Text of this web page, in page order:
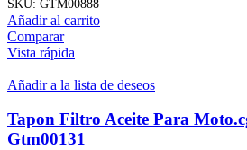
SKU: GTM00888
Añadir al carrito
Comparar
Vista rápida
Añadir a la lista de deseos
Tapon Filtro Aceite Para
Gtm00131